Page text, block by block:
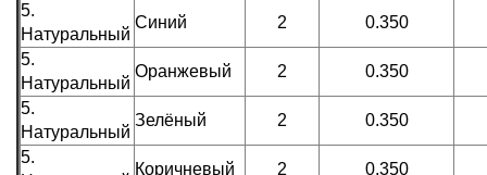
5.
Натуральный
Синий 2
0.350
5.
Натуральный
Оранжевый 2
0.350
5.
Натуральный
Зелёный 2
0.350
5.
Коричневый 2
0.350